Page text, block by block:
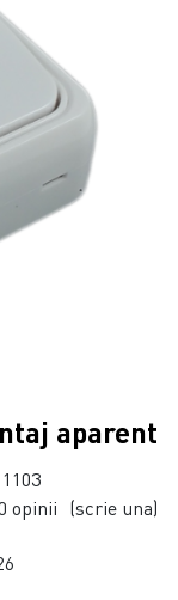
aparent
opinii
(scrie una)